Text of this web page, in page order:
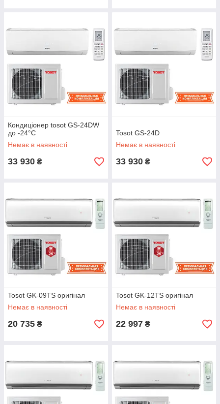
Кондиціонер tosot GS-24DW
до -24°С
Немає в наявності
33 930 ₴
Tosot GS-24D
Немає в наявності
33 930 ₴
Tosot GK-09TS оригінал
Немає в наявності
20 735 ₴
Tosot GK-12TS оригінал
Немає в наявності
22 997 ₴